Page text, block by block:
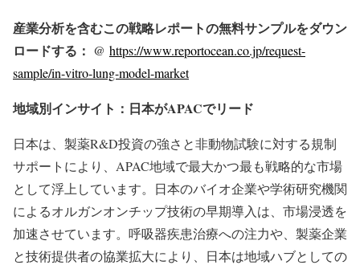
産業分析を含むこの戦略レポートの無料サンプルをダウン
ロードする： @ https://www.reportocean.co.jp/request-
sample/in-vitro-lung-model-market
地域別インサイト：日本がAPACでリード
日本は、製薬R&D投資の強さと非動物試験に対する規制
サポートにより、APAC地域で最大かつ最も戦略的な市場
として浮上しています。日本のバイオ企業や学術研究機関
によるオルガンオンチップ技術の早期導入は、市場浸透を
加速させています。呼吸器疾患治療への注力や、製薬企業
と技術提供者の協業拡大により、日本は地域ハブとしての